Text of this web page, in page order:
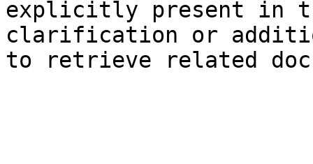
explicitly present in
clarification or